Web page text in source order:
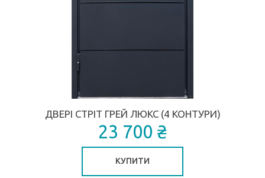
ДВЕРІ СТРІТ ГРЕЙ ЛЮКС (4 КОНТУРИ)
23 700 ₴
КУПИТИ